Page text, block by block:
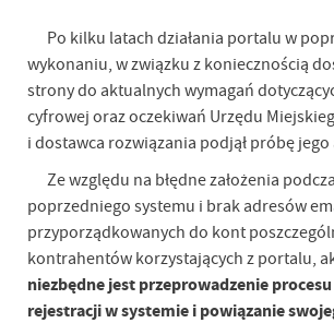
Po kilku latach działania portalu w
wykonaniu, w związku z koniecznością
strony do aktualnych wymagań
cyfrowej oraz oczekiwań Urzędu
i dostawca rozwiązania podjął próbę
Ze względu na błędne założenia
poprzedniego systemu i brak adresów
przyporządkowanych do kont
kontrahentów korzystających z portalu,
niezbędne jest przeprowadzenie
rejestracji w systemie i powiązanie